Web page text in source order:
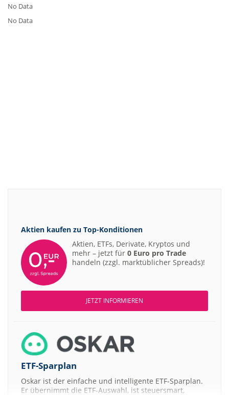
No Data
No Data
Aktien kaufen zu Top-Konditionen
Aktien, ETFs, Derivate, Kryptos und
mehr – jetzt für 0 Euro pro Trade
handeln (zzgl. marktüblicher Spreads)!
JETZT INFORMIEREN
ETF-Sparplan
Oskar ist der einfache und intelligente ETF-Sparplan.
Er übernimmt die ETF-Auswahl, ist steuersmart,